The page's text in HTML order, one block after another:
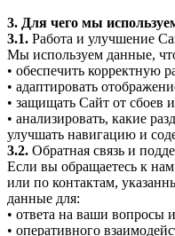
3. Для чего мы
3.1. Работа и улучшение
Мы используем данные,
• обеспечить корректную
• адаптировать
• защищать Сайт от сбоев
• анализировать, какие
улучшать навигацию и
3.2. Обратная связь и
Если вы обращаетесь к
или по контактам,
данные для:
• ответа на ваши вопросы
• оперативного